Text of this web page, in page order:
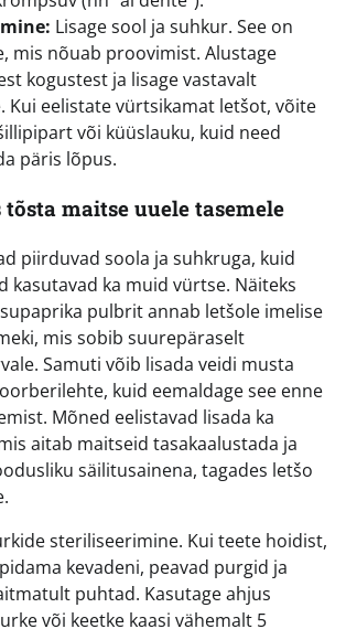
Lisage sool ja suhkur. See on
mis nõuab proovimist. Alustage
kogustest ja lisage vastavalt
Kui eelistate vürtsikamat letšot, võite
või küüslauku, kuid need
päris lõpus.
maitse uuele tasemele
piirduvad soola ja suhkruga, kuid
kasutavad ka muid vürtse. Näiteks
pulbrit annab letšole imelise
mis sobib suurepäraselt
Samuti võib lisada veidi musta
kuid eemaldage see enne
Mõned eelistavad lisada ka
aitab maitseid tasakaalustada ja
säilitusainena, tagades letšo
steriliseerimine. Kui teete hoidist,
kevadeni, peavad purgid ja
puhtad. Kasutage ahjus
või keetke kaasi vähemalt 5